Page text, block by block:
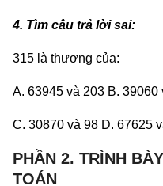
4. Tìm câu trả lời sai:
315 là thương của:
A. 63945 và 203 B. 39060
C. 30870 và 98 D. 67625
PHẦN 2. TRÌNH
TOÁN